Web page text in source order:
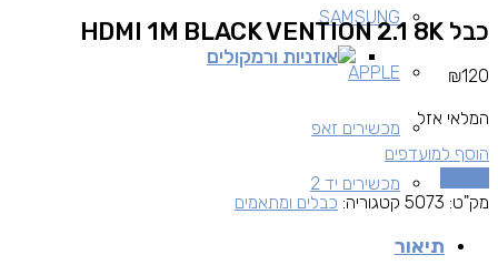
אוזניות ורמקולים
SAMSUNG
APPLE
מכשירים זאפ
מכשירים יד 2
כבל HDMI 1M BLACK VENTION 2.1 8K
₪120
המלאי אזל
הוסף למועדפים
מק"ט: 5073 קטגוריה: כבלים ומתאמים
תיאור